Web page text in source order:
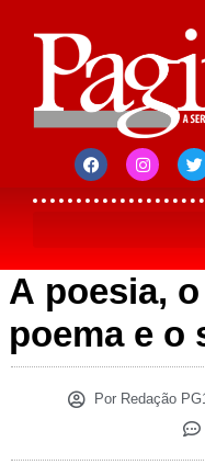
A poesia, o
poema e o
PorRedação